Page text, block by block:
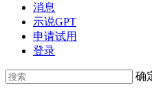
消息
示说GPT
申请试用
登录
确